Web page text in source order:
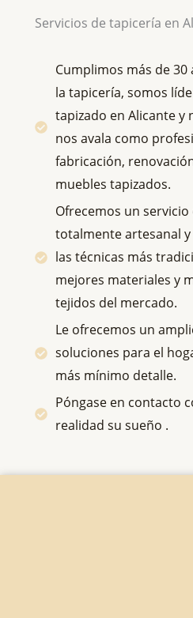
Servicios de tapicería en
Cumplimos más de
la tapicería, somos
tapizado en Alicante y
nos avala como
fabricación,
muebles tapizados.
Ofrecemos un
totalmente artesanal
las técnicas más
mejores materiales y
tejidos del mercado.
Le ofrecemos un
soluciones para el
más mínimo detalle.
Póngase en contacto
realidad su sueño .